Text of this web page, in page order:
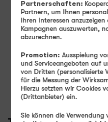
Farbe -Gray
Speicher -
128 GB 256 GB
Verfügbarkeit -Sofort lieferbar
Auf Wunsch
Partnerschaften:
Partnern, um Ihnen
Ihren Interessen
Kampagnen auszuwerten,
abzurechnen.
Promotion: Ausspielung
und Serviceangeboten auf
von Dritten (personalisierte
für die Messung der
Hierzu setzten wir Cookies
(Drittanbieter) ein.
Sie können die